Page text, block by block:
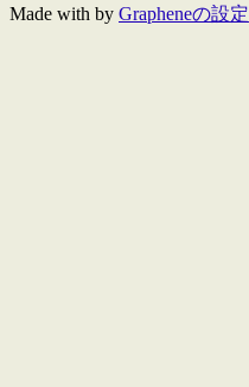
Made with by Grapheneの設定